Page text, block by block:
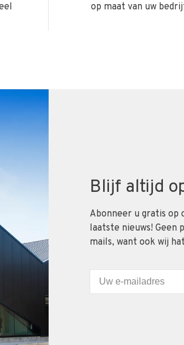
op maat van uw
Blijf altijd
Abonneer u gratis op
laatste nieuws! Geen
mails, want ook wij